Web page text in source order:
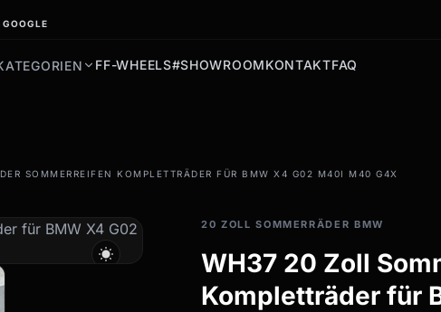
GOOGLE
FF-WHEELS#SHOWROOMKONTAKTFAQ
&
SOMMERREIFEN KOMPLETTRÄDER FÜR BMW X4 G02 M40I M40 G4X
wb_sunny
20 ZOLL SOMMERRÄDER BMW
WH37 20 Zoll
Kompletträder für